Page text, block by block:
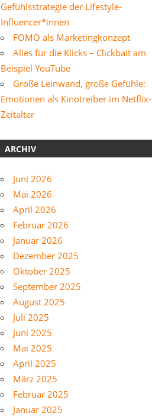
Gefühlsstrategie der Lifestyle-
Influencer*innen
FOMO als Marketingkonzept
Alles für die Klicks – Clickbait am
Beispiel YouTube
Große Leinwand, große Gefühle:
Emotionen als Kinotreiber im Netflix-
Zeitalter
ARCHIV
Juni 2026
Mai 2026
April 2026
Februar 2026
Januar 2026
Dezember 2025
Oktober 2025
September 2025
August 2025
Juli 2025
Juni 2025
Mai 2025
April 2025
März 2025
Februar 2025
Januar 2025